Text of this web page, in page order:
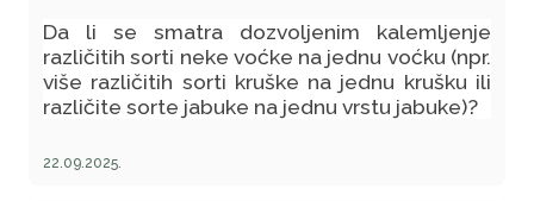
P.S. Zanima me, također, da li se vodi kao
zakletva citiranje određene zakletve, u druge
svrhe, bez nijeta da se zaista položi? U stilu
"da li bih ja mogao reći "...." da je to istina?"
Da li se smatra dozvoljenim kalemljenje
različitih sorti neke voćke na jednu voćku (npr.
više različitih sorti kruške na jednu krušku ili
različite sorte jabuke na jednu vrstu jabuke)?
22.09.2025.